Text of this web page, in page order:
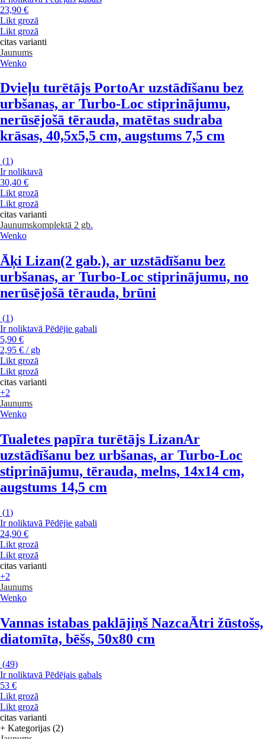
23,90 €
Likt grozā
Likt grozā
citas varianti
Jaunums
Wenko
Dvieļu turētājs PortoAr uzstādīšanu bez
urbšanas, ar Turbo-Loc stiprinājumu,
nerūsējošā tērauda, matētas sudraba
krāsas, 40,5x5,5 cm, augstums 7,5 cm
(1)
Ir noliktavā
30,40 €
Likt grozā
Likt grozā
citas varianti
Jaunumskomplektā 2 gb.
Wenko
Āķi Lizan(2 gab.), ar uzstādīšanu bez
urbšanas, ar Turbo-Loc stiprinājumu, no
nerūsējošā tērauda, brūni
(1)
Ir noliktavā Pēdējie gabali
5,90 €
2,95 € / gb
Likt grozā
Likt grozā
citas varianti
+2
Jaunums
Wenko
Tualetes papīra turētājs LizanAr
uzstādīšanu bez urbšanas, ar Turbo-Loc
stiprinājumu, tērauda, melns, 14x14 cm,
augstums 14,5 cm
(1)
Ir noliktavā Pēdējie gabali
24,90 €
Likt grozā
Likt grozā
citas varianti
+2
Jaunums
Wenko
Vannas istabas paklājiņš NazcaĀtri žūstošs,
diatomīta, bēšs, 50x80 cm
(49)
Ir noliktavā Pēdējais gabals
53 €
Likt grozā
Likt grozā
citas varianti
+ Kategorijas (2)